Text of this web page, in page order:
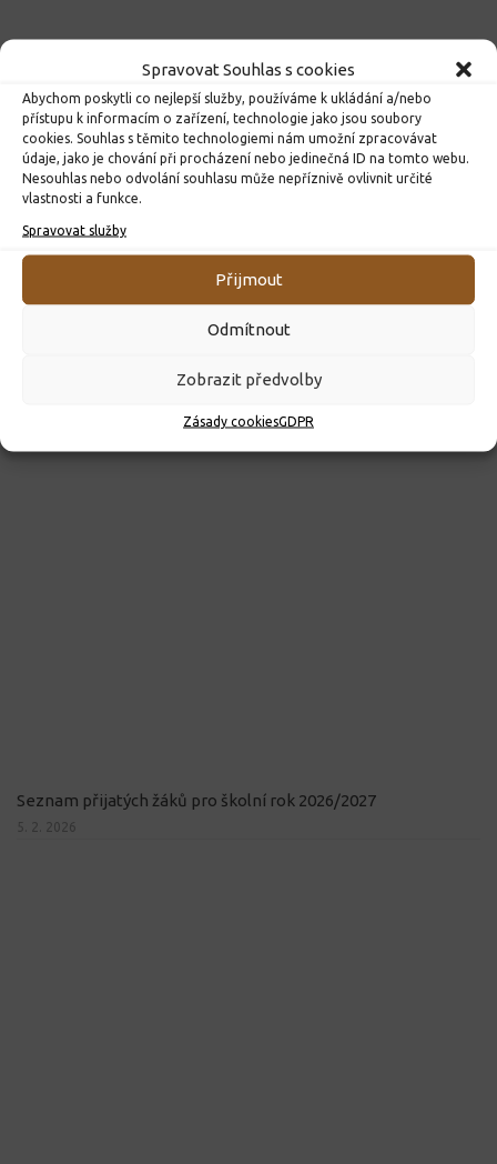
Spravovat Souhlas s cookies
Abychom poskytli co nejlepší služby, používáme k ukládání a/nebo
přístupu k informacím o zařízení, technologie jako jsou soubory
cookies. Souhlas s těmito technologiemi nám umožní zpracovávat
údaje, jako je chování při procházení nebo jedinečná ID na tomto webu.
Nesouhlas nebo odvolání souhlasu může nepříznivě ovlivnit určité
vlastnosti a funkce.
Spravovat služby
Přijmout
Odmítnout
Zobrazit předvolby
Zásady cookiesGDPR
10. 4. 2026
Seznam přijatých žáků pro školní rok 2026/2027
5. 2. 2026